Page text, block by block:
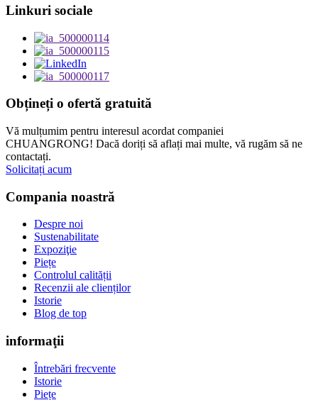
Linkuri sociale
Obțineți o ofertă gratuită
Vă mulțumim pentru interesul acordat companiei
CHUANGRONG! Dacă doriți să aflați mai multe, vă rugăm să ne
contactați.
Solicitați acum
Compania noastră
Despre noi
Sustenabilitate
Expoziţie
Piețe
Controlul calității
Recenzii ale clienților
Istorie
Blog de top
informaţii
Întrebări frecvente
Istorie
Piețe